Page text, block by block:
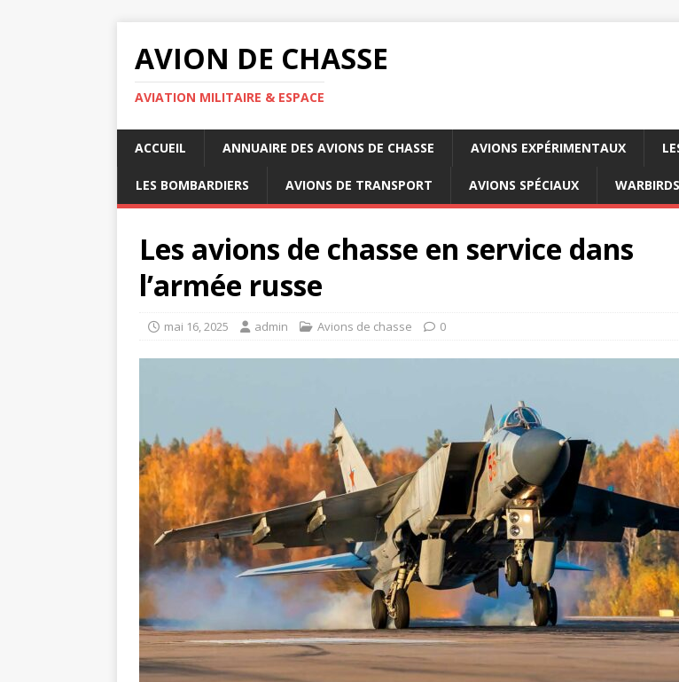
AVION DE CHASSE
AVIATION MILITAIRE & ESPACE
ACCUEIL ANNUAIRE DES AVIONS DE CHASSE AVIONS EXPÉRIMENTAUX
LES BOMBARDIERS AVIONS DE TRANSPORT AVIONS SPÉCIAUX WARBIRDS
Les avions de chasse en service dans
l’armée russe
mai 16, 2025 admin Avions de chasse 0